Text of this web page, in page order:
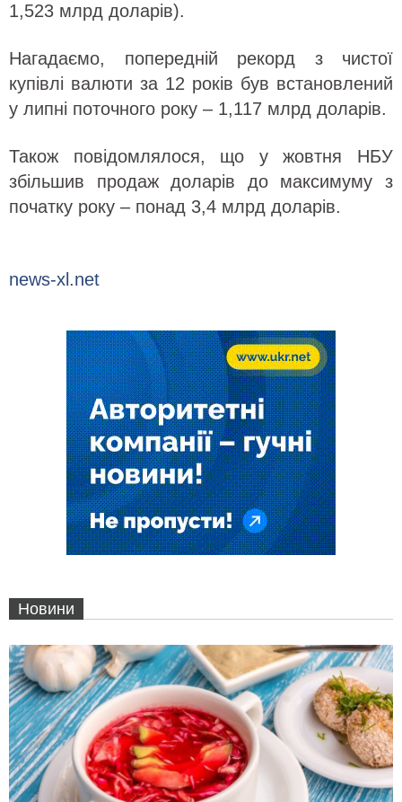
1,523 млрд доларів).
Нагадаємо, попередній рекорд з чистої
купівлі валюти за 12 років був встановлений
у липні поточного року – 1,117 млрд доларів.
Також повідомлялося, що у жовтня НБУ
збільшив продаж доларів до максимуму з
початку року – понад 3,4 млрд доларів.
news-xl.net
Новини